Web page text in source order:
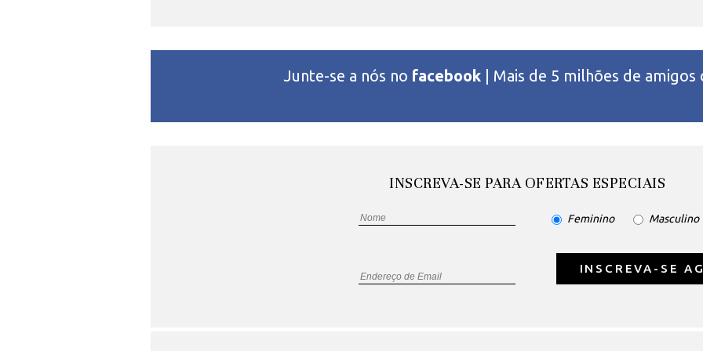
Junte-se a nós no facebook | Mais de 5 milhões de amigos
INSCREVA-SE PARA OFERTAS ESPECIAIS
Feminino Masculino
INSCREVA-SE